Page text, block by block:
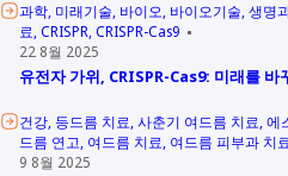
과학 미래기술 바이오 바이오기술 생명
료 CRISPR CRISPR-Cas9
22 8월 2025
유전자 가위, CRISPR-Cas9: 미래를
건강 등드름 치료 사춘기 여드름 치료 에
드름 연고 여드름 치료 여드름 피부과 치
9 8월 2025